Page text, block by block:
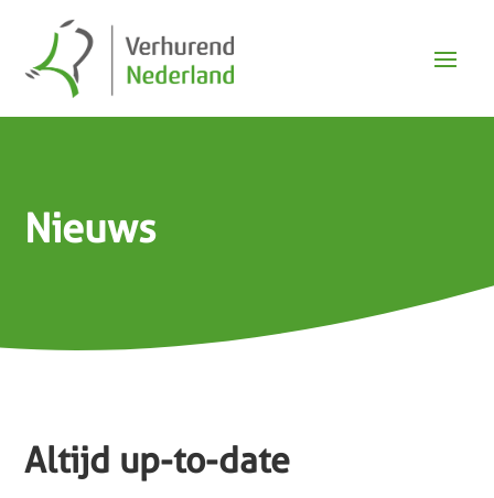
Nieuws
Altijd up-to-date